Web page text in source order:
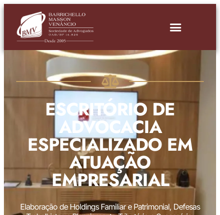
ESCRITÓRIO DE
ADVOCACIA
ESPECIALIZADO EM
ATUAÇÃO
EMPRESARIAL
Elaboração de Holdings Familiar e Patrimonial, Defesas